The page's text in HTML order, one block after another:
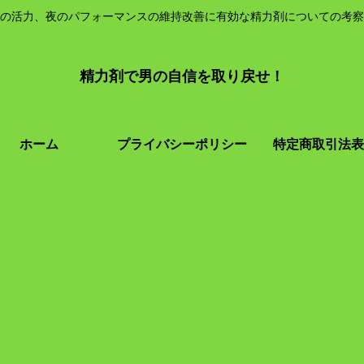
活力、夜のパフォーマンスの維持改善に有効な精力剤についての考
精力剤で男の自信を取り戻せ！
ホーム プライバシーポリシー 特定商取引法